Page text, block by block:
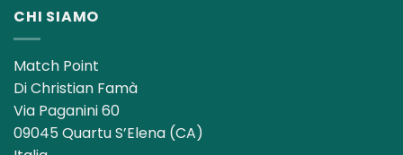
CHI SIAMO
Match Point
Di Christian Famà
Via Paganini 60
09045 Quartu S’Elena (CA)